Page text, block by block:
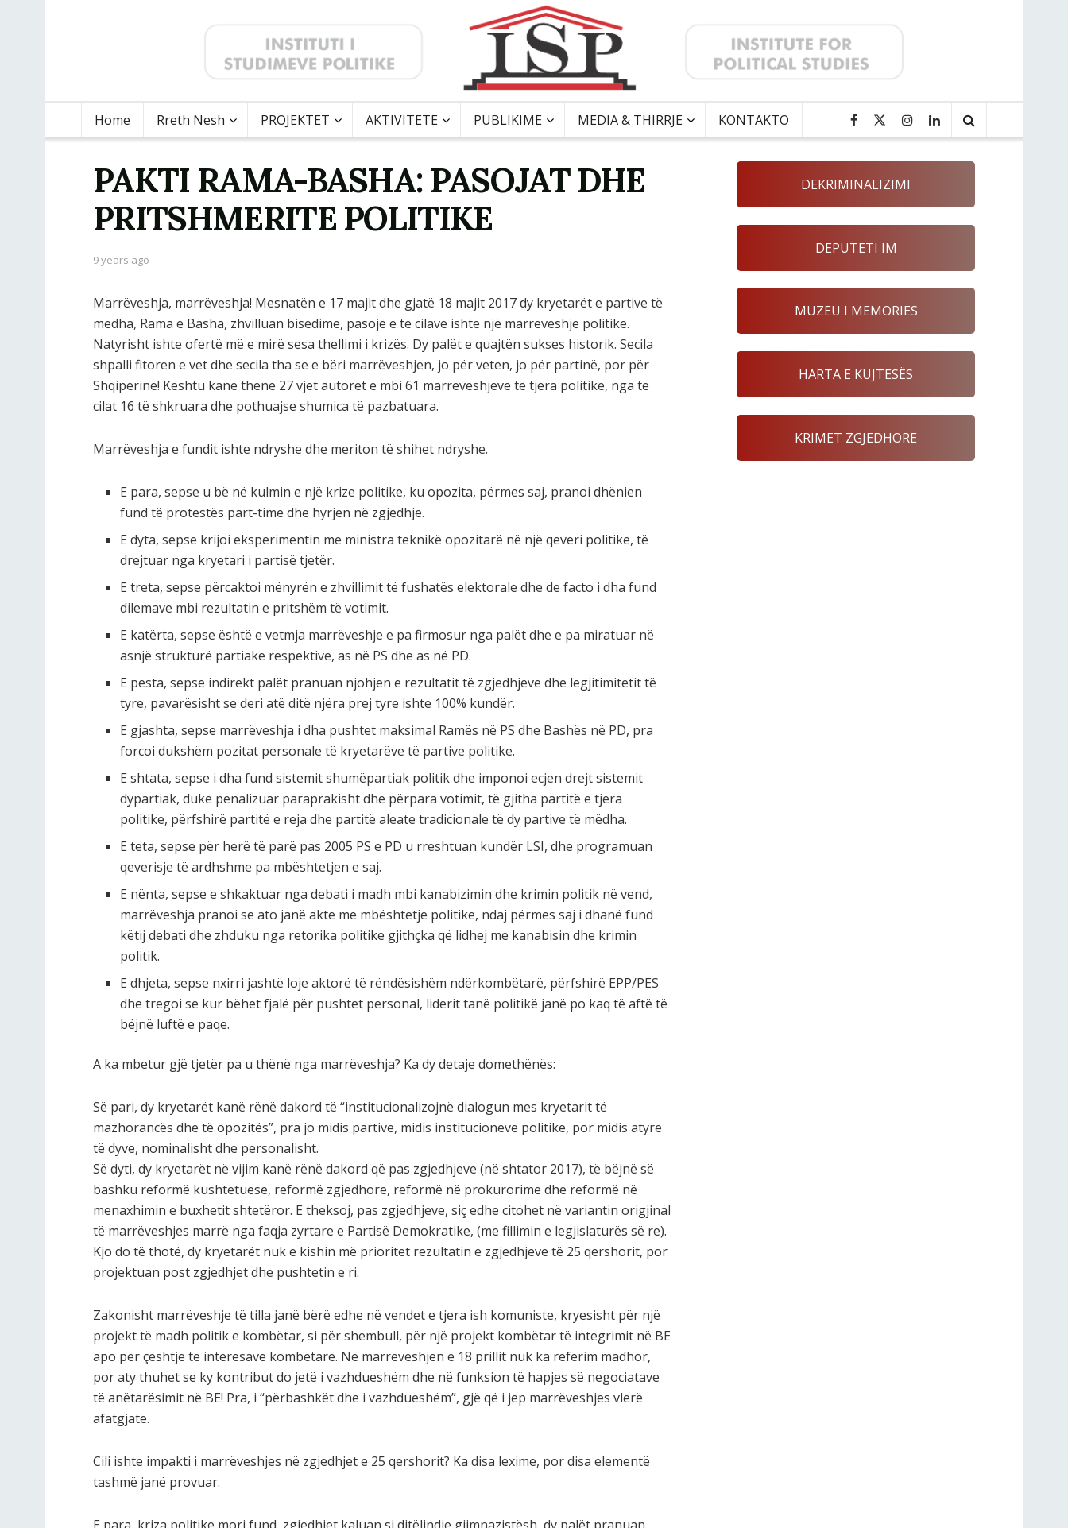
Home Rreth Nesh PROJEKTET AKTIVITETE PUBLIKIME MEDIA & THIRRJE KONTAKTO
PAKTI RAMA-BASHA: PASOJAT DHE
PRITSHMERITE POLITIKE
9 years ago
Marrëveshja, marrëveshja! Mesnatën e 17 majit dhe gjatë 18 majit 2017 dy kryetarët e partive të
mëdha, Rama e Basha, zhvilluan bisedime, pasojë e të cilave ishte një marrëveshje politike.
Natyrisht ishte ofertë më e mirë sesa thellimi i krizës. Dy palët e quajtën sukses historik. Secila
shpalli fitoren e vet dhe secila tha se e bëri marrëveshjen, jo për veten, jo për partinë, por për
Shqipërinë! Kështu kanë thënë 27 vjet autorët e mbi 61 marrëveshjeve të tjera politike, nga të
cilat 16 të shkruara dhe pothuajse shumica të pazbatuara.
Marrëveshja e fundit ishte ndryshe dhe meriton të shihet ndryshe.
E para, sepse u bë në kulmin e një krize politike, ku opozita, përmes saj, pranoi dhënien
fund të protestës part-time dhe hyrjen në zgjedhje.
E dyta, sepse krijoi eksperimentin me ministra teknikë opozitarë në një qeveri politike, të
drejtuar nga kryetari i partisë tjetër.
E treta, sepse përcaktoi mënyrën e zhvillimit të fushatës elektorale dhe de facto i dha fund
dilemave mbi rezultatin e pritshëm të votimit.
E katërta, sepse është e vetmja marrëveshje e pa firmosur nga palët dhe e pa miratuar në
asnjë strukturë partiake respektive, as në PS dhe as në PD.
E pesta, sepse indirekt palët pranuan njohjen e rezultatit të zgjedhjeve dhe legjitimitetit të
tyre, pavarësisht se deri atë ditë njëra prej tyre ishte 100% kundër.
E gjashta, sepse marrëveshja i dha pushtet maksimal Ramës në PS dhe Bashës në PD, pra
forcoi dukshëm pozitat personale të kryetarëve të partive politike.
E shtata, sepse i dha fund sistemit shumëpartiak politik dhe imponoi ecjen drejt sistemit
dypartiak, duke penalizuar paraprakisht dhe përpara votimit, të gjitha partitë e tjera
politike, përfshirë partitë e reja dhe partitë aleate tradicionale të dy partive të mëdha.
E teta, sepse për herë të parë pas 2005 PS e PD u rreshtuan kundër LSI, dhe programuan
qeverisje të ardhshme pa mbështetjen e saj.
E nënta, sepse e shkaktuar nga debati i madh mbi kanabizimin dhe krimin politik në vend,
marrëveshja pranoi se ato janë akte me mbështetje politike, ndaj përmes saj i dhanë fund
këtij debati dhe zhduku nga retorika politike gjithçka që lidhej me kanabisin dhe krimin
politik.
E dhjeta, sepse nxirri jashtë loje aktorë të rëndësishëm ndërkombëtarë, përfshirë EPP/PES
dhe tregoi se kur bëhet fjalë për pushtet personal, liderit tanë politikë janë po kaq të aftë të
bëjnë luftë e paqe.
A ka mbetur gjë tjetër pa u thënë nga marrëveshja? Ka dy detaje domethënës:
Së pari, dy kryetarët kanë rënë dakord të “institucionalizojnë dialogun mes kryetarit të
mazhorancës dhe të opozitës”, pra jo midis partive, midis institucioneve politike, por midis atyre
të dyve, nominalisht dhe personalisht.
Së dyti, dy kryetarët në vijim kanë rënë dakord që pas zgjedhjeve (në shtator 2017), të bëjnë së
bashku reformë kushtetuese, reformë zgjedhore, reformë në prokurorime dhe reformë në
menaxhimin e buxhetit shtetëror. E theksoj, pas zgjedhjeve, siç edhe citohet në variantin origjinal
të marrëveshjes marrë nga faqja zyrtare e Partisë Demokratike, (me fillimin e legjislaturës së re).
Kjo do të thotë, dy kryetarët nuk e kishin më prioritet rezultatin e zgjedhjeve të 25 qershorit, por
projektuan post zgjedhjet dhe pushtetin e ri.
Zakonisht marrëveshje të tilla janë bërë edhe në vendet e tjera ish komuniste, kryesisht për një
projekt të madh politik e kombëtar, si për shembull, për një projekt kombëtar të integrimit në BE
apo për çështje të interesave kombëtare. Në marrëveshjen e 18 prillit nuk ka referim madhor,
por aty thuhet se ky kontribut do jetë i vazhdueshëm dhe në funksion të hapjes së negociatave
të anëtarësimit në BE! Pra, i “përbashkët dhe i vazhdueshëm”, gjë që i jep marrëveshjes vlerë
afatgjatë.
Cili ishte impakti i marrëveshjes në zgjedhjet e 25 qershorit? Ka disa lexime, por disa elementë
tashmë janë provuar.
DEKRIMINALIZIMI
DEPUTETI IM
MUZEU I MEMORIES
HARTA E KUJTESËS
KRIMET ZGJEDHORE